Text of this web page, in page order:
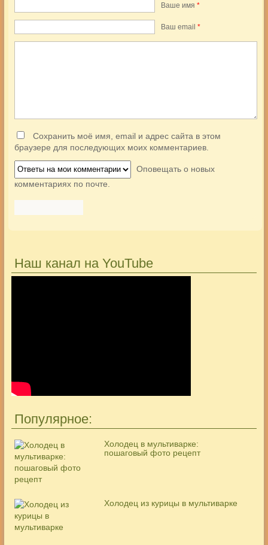
Ваше имя *
Ваш еmail *
Сохранить моё имя, email и адрес сайта в этом
браузере для последующих моих комментариев.
Оповещать о новых
комментариях по почте.
Наш канал на YouTube
Популярное:
Холодец в мультиварке:
пошаговый фото рецепт
Холодец из курицы в мультиварке